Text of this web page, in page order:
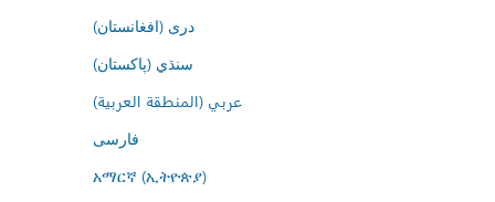
درى (افغانستان)
سنڌي (پاکستان)
عربي (المنطقة العربية)
فارسى
አማርኛ (ኢትዮጵያ)